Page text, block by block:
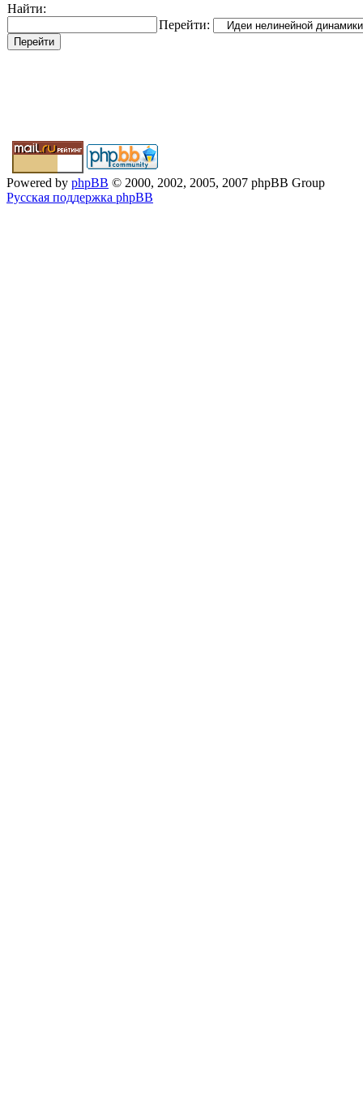
Найти:
Перейти:
Powered by phpBB © 2000, 2002, 2005, 2007 phpBB Group
Русская поддержка phpBB